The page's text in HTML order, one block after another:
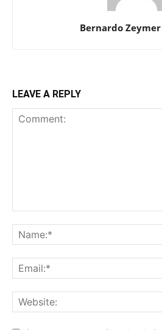
Bernardo Zeymer
LEAVE A REPLY